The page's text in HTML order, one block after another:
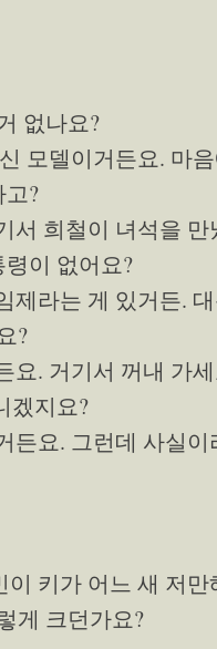
없나요?
모델이거든요. 마
?
서 희철이 녀석을 만
이 없어요?
제라는 게 있거든.
?
요. 거기서 꺼내 가
겠지요?
든요. 그런데 사실이
키가 어느 새 저만
게 크던가요?